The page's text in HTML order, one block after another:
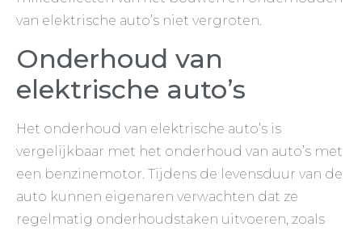
van elektrische auto’s niet vergroten.
Onderhoud van
elektrische auto’s
Het onderhoud van elektrische auto’s is
vergelijkbaar met het onderhoud van auto’s met
een benzinemotor. Tijdens de levensduur van de
auto kunnen eigenaren verwachten dat ze
regelmatig onderhoudstaken uitvoeren, zoals